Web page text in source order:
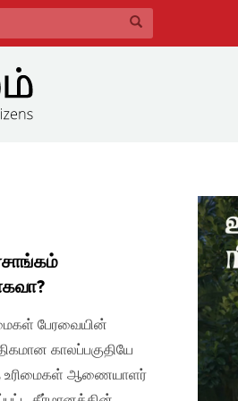
பேரவையின்
காலப்பகுதியே
உரிமைகள் ஆணையாளர்